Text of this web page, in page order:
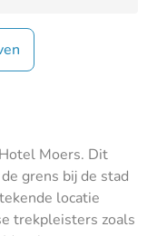
Moers. Dit
grens bij de stad
locatie
trekpleisters zoals